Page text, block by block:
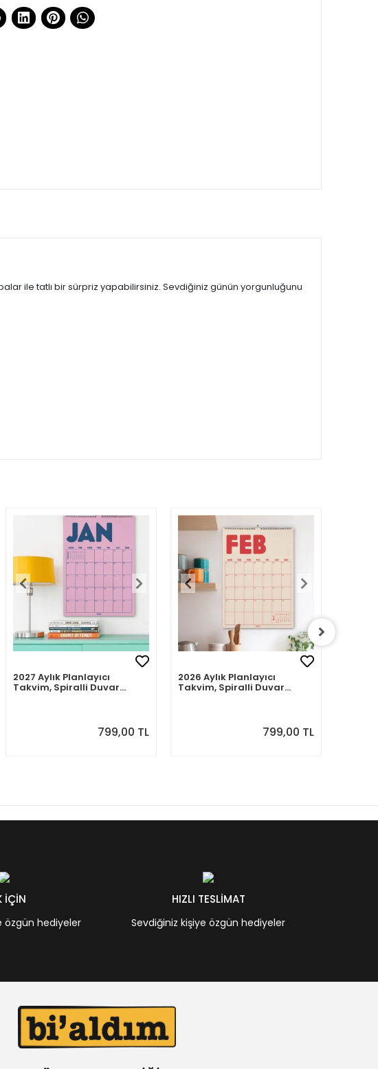
ile tatlı bir sürpriz yapabilirsiniz. Sevdiğiniz günün yorgunluğunu
2027 Aylık Planlayıcı
Takvim, Spiralli Duvar
799,00 TL
2026 Aylık Planlayıcı
Takvim, Spiralli Duvar
799,00 TL
İÇİN
özgün hediyeler
HIZLI TESLİMAT
Sevdiğiniz kişiye özgün hediyeler